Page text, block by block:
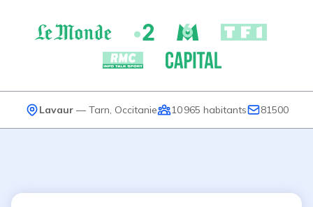
Lavaur— Tarn Occitanie 10 965 habitants 81500